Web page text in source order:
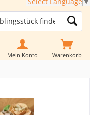
Warenkorb
Mein Konto